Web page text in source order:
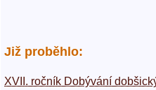
Již proběhlo:
XVII. ročník Dobývání